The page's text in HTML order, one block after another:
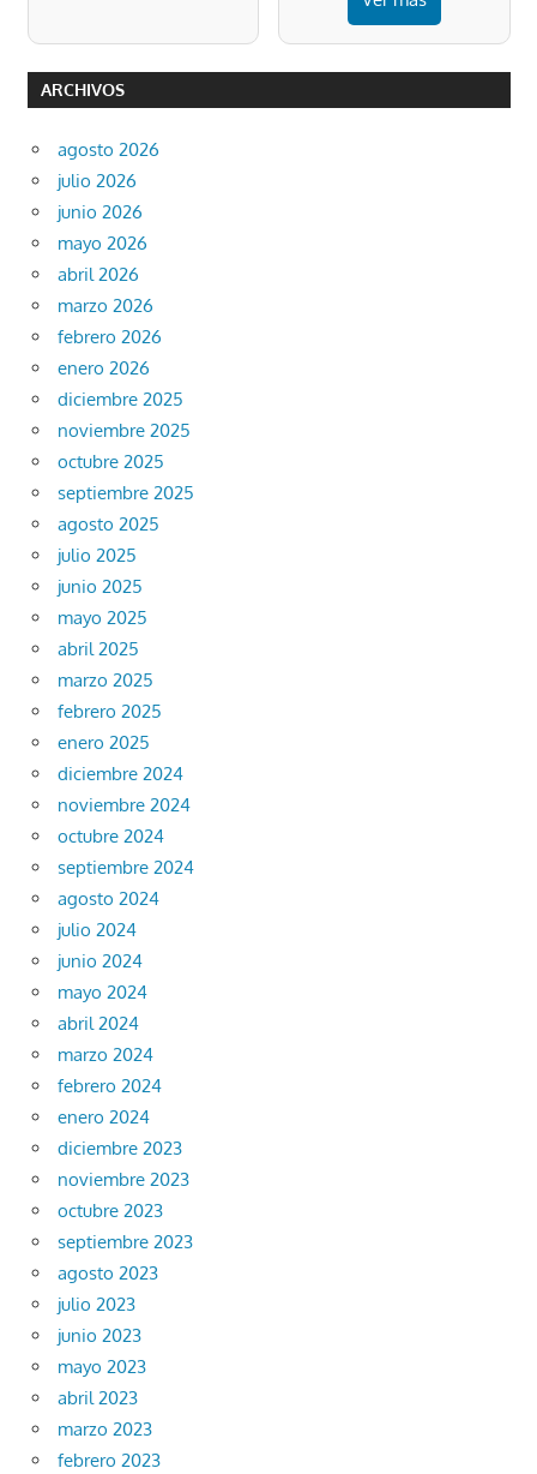
ARCHIVOS
agosto 2026
julio 2026
junio 2026
mayo 2026
abril 2026
marzo 2026
febrero 2026
enero 2026
diciembre 2025
noviembre 2025
octubre 2025
septiembre 2025
agosto 2025
julio 2025
junio 2025
mayo 2025
abril 2025
marzo 2025
febrero 2025
enero 2025
diciembre 2024
noviembre 2024
octubre 2024
septiembre 2024
agosto 2024
julio 2024
junio 2024
mayo 2024
abril 2024
marzo 2024
febrero 2024
enero 2024
diciembre 2023
noviembre 2023
octubre 2023
septiembre 2023
agosto 2023
julio 2023
junio 2023
mayo 2023
abril 2023
marzo 2023
febrero 2023